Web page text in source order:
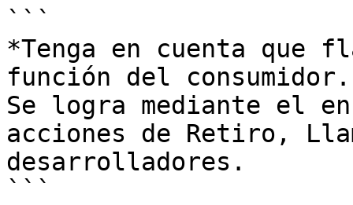
```
*Tenga en cuenta que
función del consumidor.
Se logra mediante el
acciones de Retiro,
desarrolladores.
```